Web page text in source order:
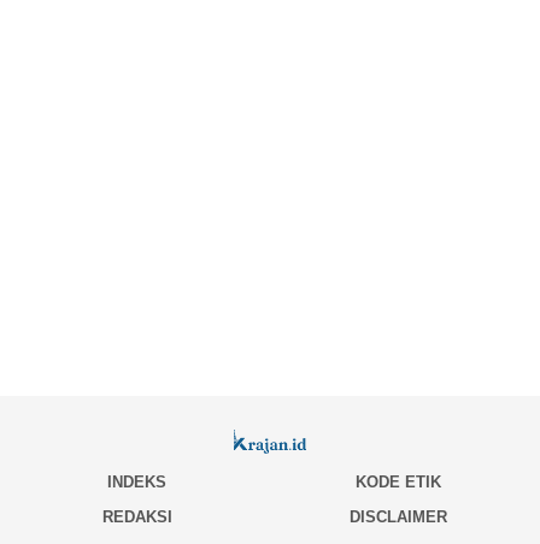
INDEKS
KODE ETIK
REDAKSI
DISCLAIMER